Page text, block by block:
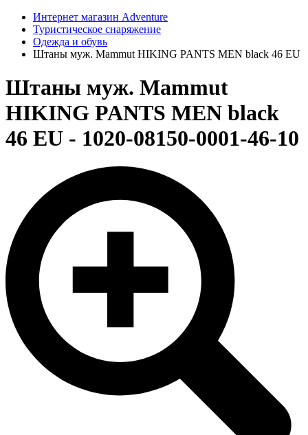
Интернет магазин Adventure
Туристическое снаряжение
Одежда и обувь
Штаны муж. Mammut HIKING PANTS MEN black 46 EU
Штаны муж. Mammut
HIKING PANTS MEN black
46 EU - 1020-08150-0001-46-10